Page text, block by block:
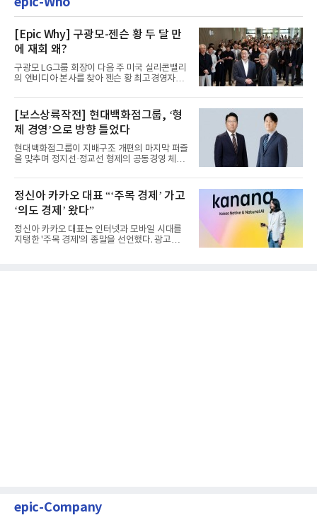
[Epic Why] 구광모-젠슨 황 두 달 만
에 재회 왜?
구광모 LG그룹 회장이 다음 주 미국 실리콘밸리
의 엔비디아 본사를 찾아 젠슨 황 최고경영자
[보스상륙작전] 현대백화점그룹, ‘형
제 경영’으로 방향 틀었다
현대백화점그룹이 지배구조 개편의 마지막 퍼즐
을 맞추며 정지선·정교선 형제의 공동경영 체제
정신아 카카오 대표 “‘주목 경제’ 가고
‘의도 경제’ 왔다”
정신아 카카오 대표는 인터넷과 모바일 시대를
지탱한 '주목 경제'의 종말을 선언했다. 광고를
epic-Company